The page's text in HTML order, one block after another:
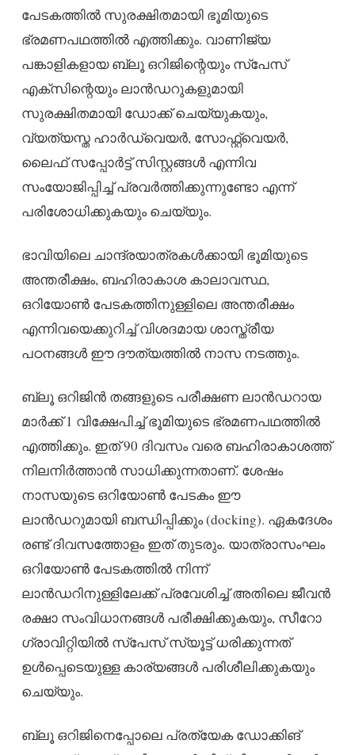
പേടകത്തിൽ സുരക്ഷിതമായി ഭൂമിയുടെ
ഭ്രമണപഥത്തിൽ എത്തിക്കും. വാണിജ്യ
പങ്കാളികളായ ബ്ലൂ ഒറിജിന്റെയും സ്പേസ്
എക്സിന്റെയും ലാൻഡറുകളുമായി
സുരക്ഷിതമായി ഡോക്ക് ചെയ്യുകയും,
വ്യത്യസ്ത ഹാർഡ്‌വെയർ, സോഫ്റ്റ്‌വെയർ,
ലൈഫ് സപ്പോർട്ട് സിസ്റ്റങ്ങൾ എന്നിവ
സംയോജിപ്പിച്ച് പ്രവർത്തിക്കുന്നുണ്ടോ എന്ന്
പരിശോധിക്കുകയും ചെയ്യും.
ഭാവിയിലെ ചാന്ദ്രയാത്രകൾക്കായി ഭൂമിയുടെ
അന്തരീക്ഷം, ബഹിരാകാശ കാലാവസ്ഥ,
ഒറിയോൺ പേടകത്തിനുള്ളിലെ അന്തരീക്ഷം
എന്നിവയെക്കുറിച്ച് വിശദമായ ശാസ്ത്രീയ
പഠനങ്ങൾ ഈ ദൗത്യത്തിൽ നാസ നടത്തും.
ബ്ലൂ ഒറിജിൻ തങ്ങളുടെ പരീക്ഷണ ലാൻഡറായ
മാർക്ക് 1 വിക്ഷേപിച്ച് ഭൂമിയുടെ ഭ്രമണപഥത്തിൽ
എത്തിക്കും. ഇത് 90 ദിവസം വരെ ബഹിരാകാശത്ത്
നിലനിർത്താൻ സാധിക്കുന്നതാണ്. ശേഷം
നാസയുടെ ഒറിയോൺ പേടകം ഈ
ലാൻഡറുമായി ബന്ധിപ്പിക്കും (docking). ഏകദേശം
രണ്ട് ദിവസത്തോളം ഇത് തുടരും. യാത്രാസംഘം
ഒറിയോൺ പേടകത്തിൽ നിന്ന്
ലാൻഡറിനുള്ളിലേക്ക് പ്രവേശിച്ച് അതിലെ ജീവൻ
രക്ഷാ സംവിധാനങ്ങൾ പരീക്ഷിക്കുകയും, സീറോ
ഗ്രാവിറ്റിയിൽ സ്പേസ് സ്യൂട്ട് ധരിക്കുന്നത്
ഉൾപ്പെടെയുള്ള കാര്യങ്ങൾ പരിശീലിക്കുകയും
ചെയ്യും.
ബ്ലൂ ഒറിജിനെപ്പോലെ പ്രത്യേക ഡോക്കിങ്